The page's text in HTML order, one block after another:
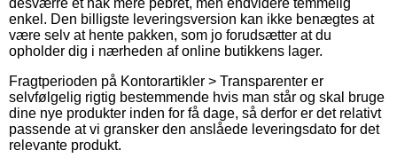
enkel. Den billigste leveringsversion kan ikke benægtes at
være selv at hente pakken, som jo forudsætter at du
opholder dig i nærheden af online butikkens lager.
Fragtperioden på Kontorartikler > Transparenter er
selvfølgelig rigtig bestemmende hvis man står og skal bruge
dine nye produkter inden for få dage, så derfor er det relativt
passende at vi gransker den anslåede leveringsdato for det
relevante produkt.